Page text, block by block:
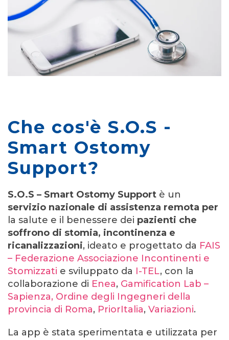
Che cos'è S.O.S -
Smart Ostomy
Support?
S.O.S – Smart Ostomy Support è un
servizio nazionale di assistenza remota per
la salute e il benessere dei pazienti che
soffrono di stomia, incontinenza e
ricanalizzazioni, ideato e progettato da FAIS
– Federazione Associazione Incontinenti e
Stomizzati e sviluppato da I-TEL, con la
collaborazione di Enea, Gamification Lab –
Sapienza, Ordine degli Ingegneri della
provincia di Roma, PriorItalia, Variazioni.
La app è stata sperimentata e utilizzata per